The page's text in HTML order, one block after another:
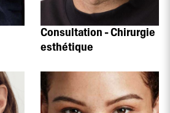
Consultation - Chirurgie
esthétique